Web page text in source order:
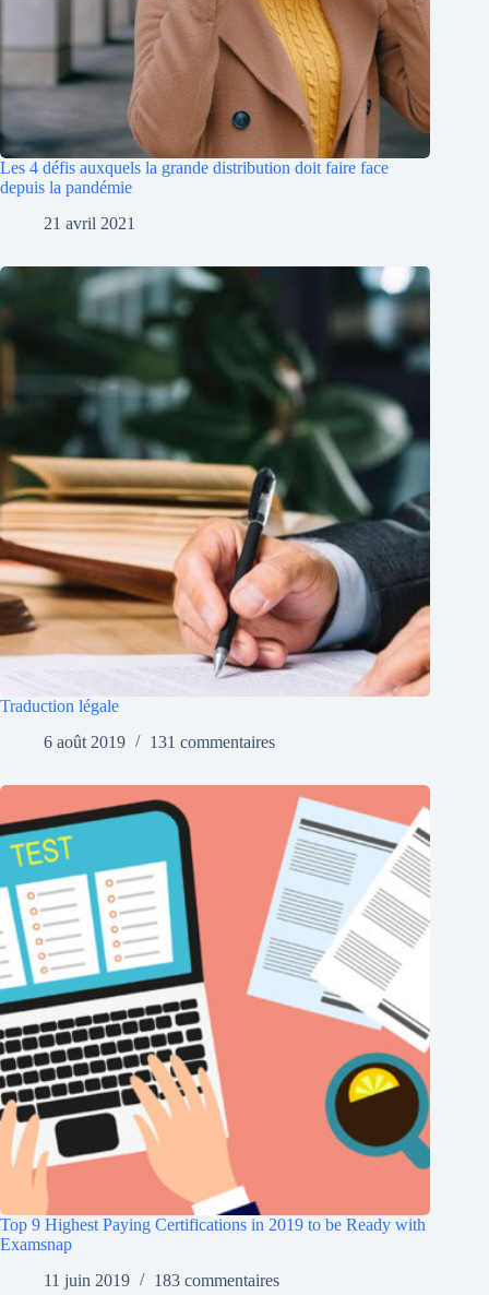
Les 4 défis auxquels la grande distribution doit faire face
depuis la pandémie
21 avril 2021
Traduction légale
6 août 2019
131 commentaires
Top 9 Highest Paying Certifications in 2019 to be Ready with
Examsnap
11 juin 2019
183 commentaires